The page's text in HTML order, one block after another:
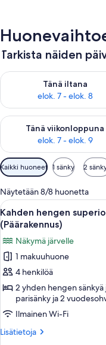
Tarkista näiden
Tänä iltana
elok. 7 - elok. 8
Tarkista tämän illan
Tänä viikonloppuna
elok. 7 - elok. 9
Tarkista tämän
Huoneille
saatavilla
olevia
suodattimia
Kaikki huoneet 1 sänky 2
Näytetään 8/8 huonetta
Avaa
kaikki
huonetyypin
Kahden
hengen
superior-
huone
(yksi
tai
kaksi
9
Kahden hengen
(Päärakennus)
Näkymä järvelle
1 makuuhuone
4 henkilöä
2 yhden hengen sänkyä
parisänky ja 2
Ilmainen Wi-Fi
Lisätietoja
Lisätietoja